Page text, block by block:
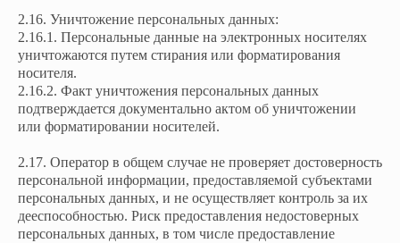
2.16. Уничтожение персональных данных:
2.16.1. Персональные данные на электронных носителях
уничтожаются путем стирания или форматирования
носителя.
2.16.2. Факт уничтожения персональных данных
подтверждается документально актом об уничтожении
или форматировании носителей.
2.17. Оператор в общем случае не проверяет достоверность
персональной информации, предоставляемой субъектами
персональных данных, и не осуществляет контроль за их
дееспособностью. Риск предоставления недостоверных
персональных данных, в том числе предоставление